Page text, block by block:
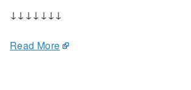
↓↓↓↓↓↓↓
Read More